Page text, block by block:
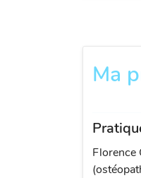
Ma
Florence